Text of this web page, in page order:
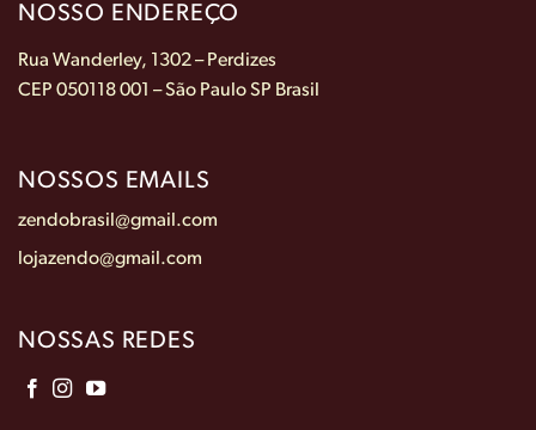
NOSSO ENDEREÇO
Rua Wanderley, 1302 – Perdizes
CEP 050118 001 – São Paulo SP Brasil
NOSSOS EMAILS
zendobrasil@gmail.com
lojazendo@gmail.com
NOSSAS REDES